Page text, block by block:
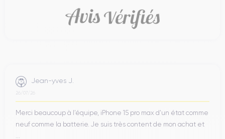
Jean-yves J.
26/07/26
Merci beaucoup à l’équipe, iPhone 15 pro max d’un état comme
neuf comme la batterie. Je suis très content de mon achat et